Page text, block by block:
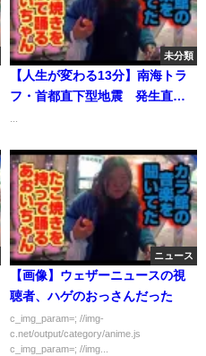
未分類
【人生が変わる13分】南海トラ
フ・首都直下型地震 発生直後
ニュース
【画像】ウェザーニュースの視
聴者、ハゲのおっさんだった
c_img_param=; //img-
c.net/output/category/anime.js
c_img_param=; //img...